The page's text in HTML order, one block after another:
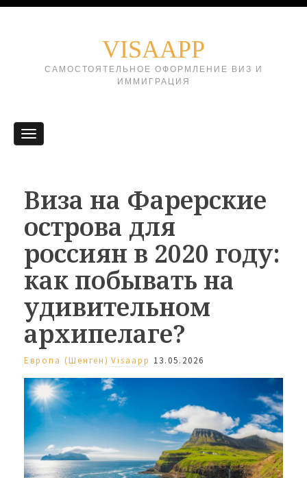
VISAAPP
САМОСТОЯТЕЛЬНОЕ ОФОРМЛЕНИЕ ВИЗ И
ИММИГРАЦИЯ
Виза на Фарерские
острова для
россиян в 2020 году:
как побывать на
удивительном
архипелаге?
Европа (Шенген) Visaapp 13.05.2026